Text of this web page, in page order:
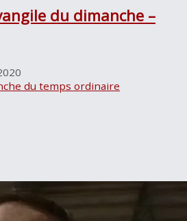
du dimanche –
du temps ordinaire